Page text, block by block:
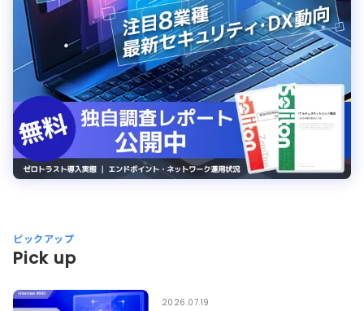
ピックアップ
Pick up
2026.07.19